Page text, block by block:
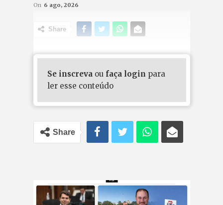
On 6 ago, 2026
Share
Se inscrevaou faça login para
ler esse conteúdo
Share